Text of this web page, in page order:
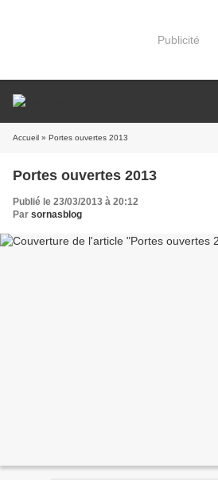
Publicité
Accueil » Portes ouvertes 2013
Portes ouvertes 2013
Publié le 23/03/2013 à 20:12
Par sornasblog